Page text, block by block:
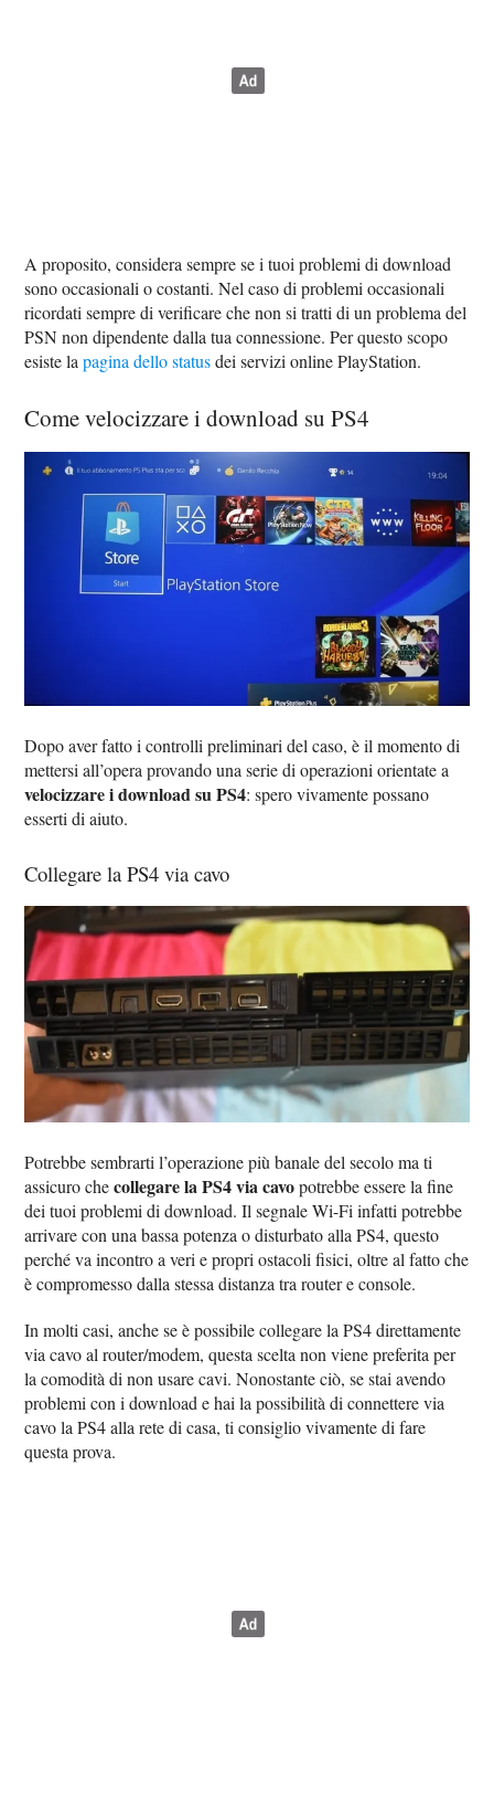
A proposito, considera sempre se i tuoi problemi di download
sono occasionali o costanti. Nel caso di problemi occasionali
ricordati sempre di verificare che non si tratti di un problema del
PSN non dipendente dalla tua connessione. Per questo scopo
esiste lapagina dello statusdei servizi online PlayStation.
Come velocizzare i download su PS4
Dopo aver fatto i controlli preliminari del caso, è il momento di
mettersi all’opera provando una serie di operazioni orientate a
velocizzare i download su PS4: spero vivamente possano
esserti di aiuto.
Collegare la PS4 via cavo
Potrebbe sembrarti l’operazione più banale del secolo ma ti
assicuro checollegare la PS4 via cavopotrebbe essere la fine
dei tuoi problemi di download. Il segnale Wi-Fi infatti potrebbe
arrivare con una bassa potenza o disturbato alla PS4, questo
perché va incontro a veri e propri ostacoli fisici, oltre al fatto che
è compromesso dalla stessa distanza tra router e console.
In molti casi, anche se è possibile collegare la PS4 direttamente
via cavo al router/modem, questa scelta non viene preferita per
la comodità di non usare cavi. Nonostante ciò, se stai avendo
problemi con i download e hai la possibilità di connettere via
cavo la PS4 alla rete di casa, ti consiglio vivamente di fare
questa prova.